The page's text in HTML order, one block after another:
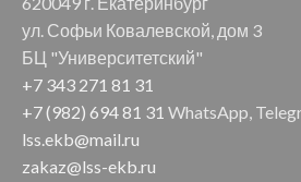
ул. Софьи Ковалевской, дом 3
БЦ "Университетский"
+7 343 271 81 31
+7 (982) 694 81 31 WhatsApp,
lss.ekb@mail.ru
zakaz@lss-ekb.ru